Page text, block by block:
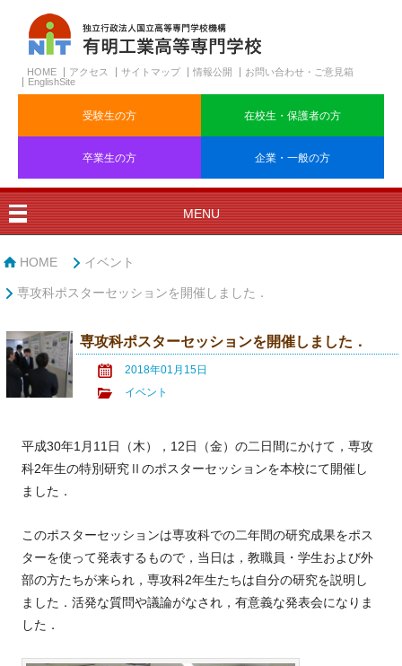
HOME アクセス サイトマップ 情報公開
お問い合わせ・ご意見箱
EnglishSite
受験生の方 在校生・保護者の方
卒業生の方 企業・一般の方
MENU
HOME イベント
専攻科ポスターセッションを開催しました．
専攻科ポスターセッションを開催しました．
2018年01月15日
イベント
平成30年1月11日（木），12日（金）の二日間にかけて，専攻
科2年生の特別研究Ⅱのポスターセッションを本校にて開催し
ました．
このポスターセッションは専攻科での二年間の研究成果をポス
ターを使って発表するもので，当日は，教職員・学生および外
部の方たちが来られ，専攻科2年生たちは自分の研究を説明し
ました．活発な質問や議論がなされ，有意義な発表会になりま
した．